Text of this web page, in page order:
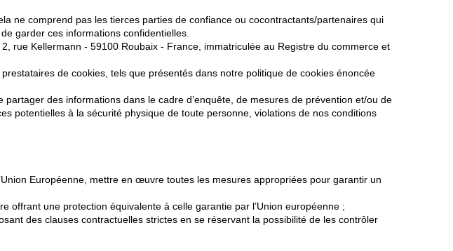
ne comprend pas les tierces parties de confiance ou cocontractants/partenaires qui
garder ces informations confidentielles.
rue Kellermann - 59100 Roubaix - France, immatriculée au Registre du commerce et
de cookies, tels que présentés dans notre politique de cookies énoncée
des informations dans le cadre d’enquête, de mesures de prévention et/ou de
potentielles à la sécurité physique de toute personne, violations de nos conditions
Européenne, mettre en œuvre toutes les mesures appropriées pour garantir un
offrant une protection équivalente à celle garantie par l’Union européenne ;
des clauses contractuelles strictes en se réservant la possibilité de les contrôler